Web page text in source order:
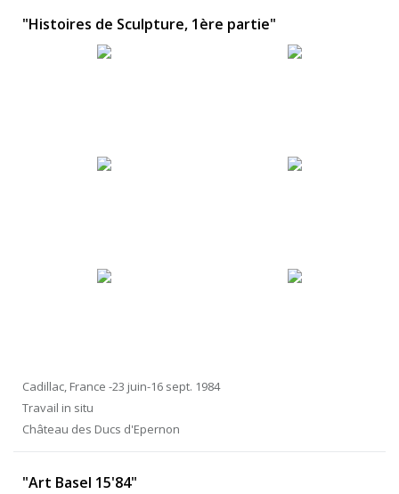
"Histoires de Sculpture, 1ère partie"
Cadillac, France -23 juin-16 sept. 1984
Travail in situ
Château des Ducs d'Epernon
"Art Basel 15'84"